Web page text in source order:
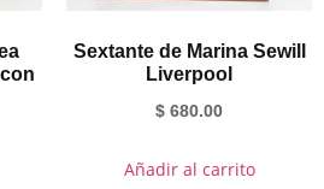
Sextante de Marina Sewill
Liverpool
$ 680.00
Añadir al carrito